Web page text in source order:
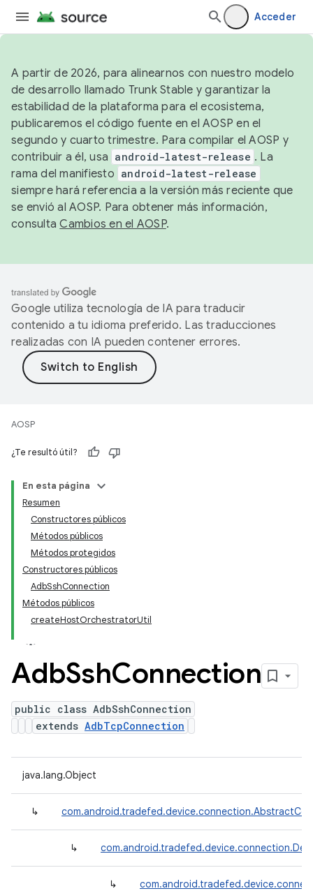
Acceder
A partir de 2026, para alinearnos con nuestro modelo
de desarrollo llamado Trunk Stable y garantizar la
estabilidad de la plataforma para el ecosistema,
publicaremos el código fuente en el AOSP en el
segundo y cuarto trimestre. Para compilar el AOSP y
contribuir a él, usa android-latest-release . La
rama del manifiesto android-latest-release
siempre hará referencia a la versión más reciente que
se envió al AOSP. Para obtener más información,
consultaCambios en el AOSP.
Google utiliza tecnología de IA para traducir
contenido a tu idioma preferido. Las traducciones
realizadas con IA pueden contener errores.
AOSP
¿Te resultó útil?
En esta página
Resumen
Constructores públicos
Métodos públicos
Métodos protegidos
Constructores públicos
AdbSshConnection
Métodos públicos
createHostOrchestratorUtil
AdbSshConnection
public class AdbSshConnection
extends AdbTcpConnection
java.lang.Object
↳
↳
↳